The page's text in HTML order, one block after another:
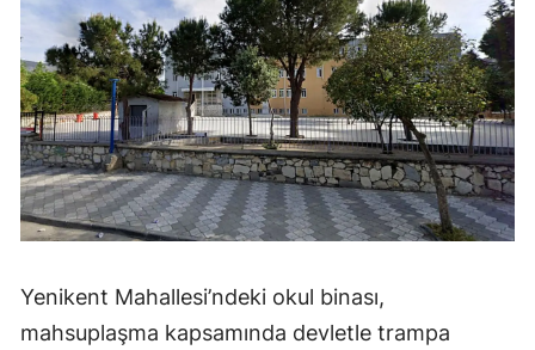
Yenikent Mahallesi’ndeki okul binası,
mahsuplaşma kapsamında devletle trampa